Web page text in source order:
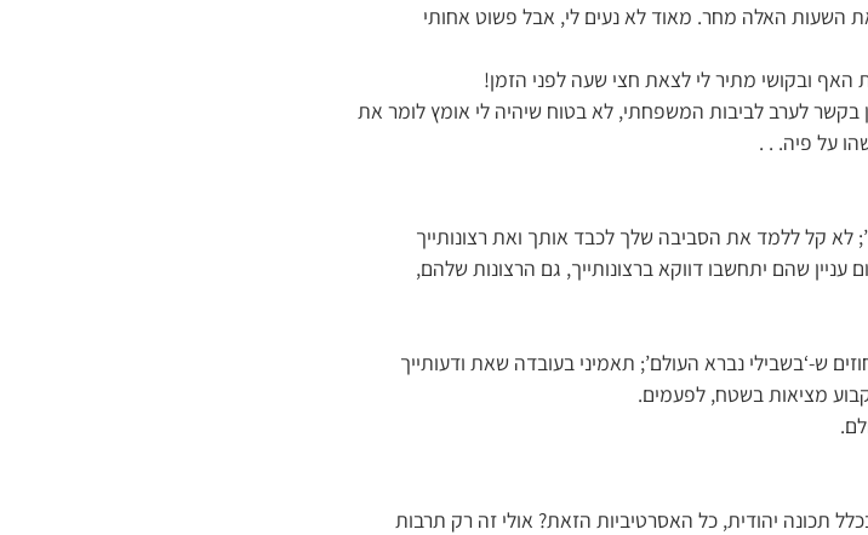
השעות האלה מחר. מאוד לא נעים לי, אבל פשוט אחותי
ובקושי מתיר לי לצאת חצי שעה לפני הזמן!
בקשר לערב לביבות המשפחתי, לא בטוח שיהיה לי אומץ לומר את
על פיה. . .
לא קל ללמד את הסביבה שלך לכבד אותך ואת רצונותייך
שהם יתחשבו דווקא ברצונותייך, גם הרצונות שלהם,
ש-‘בשבילי נברא העולם’; תאמיני בעובדה שאת ודעותייך
מציאות בשטח, לפעמים.
תכונה יהודית, כל האסרטיביות הזאת? אולי זה רק תרבות